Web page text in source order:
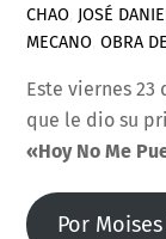
CHAO JOSÉ
MECANO ,OBRA
Este viernes 23
que le dio su
«Hoy No Me
Por